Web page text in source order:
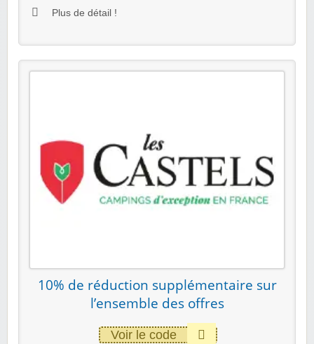
Plus de détail !
10% de réduction supplémentaire sur
l’ensemble des offres
Voir le code